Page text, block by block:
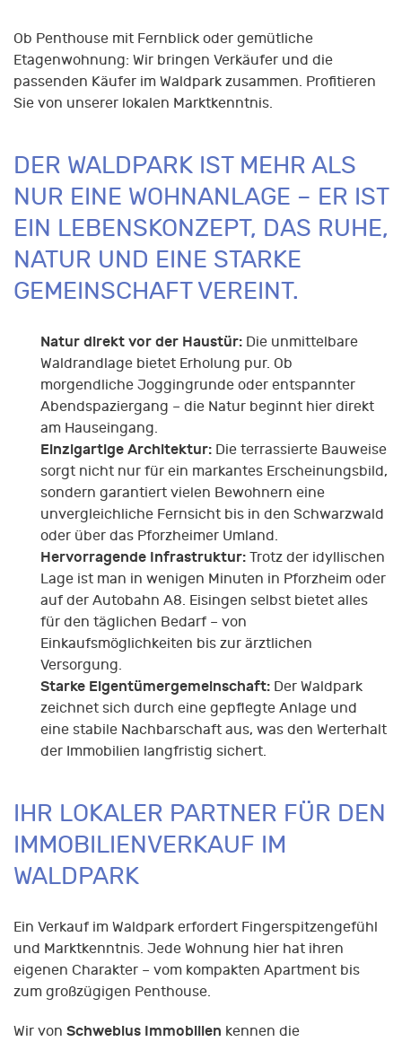
Ob Penthouse mit Fernblick oder gemütliche
Etagenwohnung: Wir bringen Verkäufer und die
passenden Käufer im Waldpark zusammen. Profitieren
Sie von unserer lokalen Marktkenntnis.
DER WALDPARK IST MEHR ALS
NUR EINE WOHNANLAGE – ER IST
EIN LEBENSKONZEPT, DAS RUHE,
NATUR UND EINE STARKE
GEMEINSCHAFT VEREINT.
Natur direkt vor der Haustür: Die unmittelbare
Waldrandlage bietet Erholung pur. Ob
morgendliche Joggingrunde oder entspannter
Abendspaziergang – die Natur beginnt hier direkt
am Hauseingang.
Einzigartige Architektur: Die terrassierte Bauweise
sorgt nicht nur für ein markantes Erscheinungsbild,
sondern garantiert vielen Bewohnern eine
unvergleichliche Fernsicht bis in den Schwarzwald
oder über das Pforzheimer Umland.
Hervorragende Infrastruktur: Trotz der idyllischen
Lage ist man in wenigen Minuten in Pforzheim oder
auf der Autobahn A8. Eisingen selbst bietet alles
für den täglichen Bedarf – von
Einkaufsmöglichkeiten bis zur ärztlichen
Versorgung.
Starke Eigentümergemeinschaft: Der Waldpark
zeichnet sich durch eine gepflegte Anlage und
eine stabile Nachbarschaft aus, was den Werterhalt
der Immobilien langfristig sichert.
IHR LOKALER PARTNER FÜR DEN
IMMOBILIENVERKAUF IM
WALDPARK
Ein Verkauf im Waldpark erfordert Fingerspitzengefühl
und Marktkenntnis. Jede Wohnung hier hat ihren
eigenen Charakter – vom kompakten Apartment bis
zum großzügigen Penthouse.
Wir von Schwebius Immobilien kennen die